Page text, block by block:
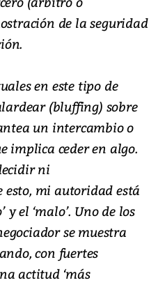
de la seguridad
en este tipo de
(bluffing) sobre
un intercambio o
implica ceder en algo.
ni
esto, mi autoridad está
y el ‘malo’. Uno de los
se muestra
con fuertes
actitud ‘más